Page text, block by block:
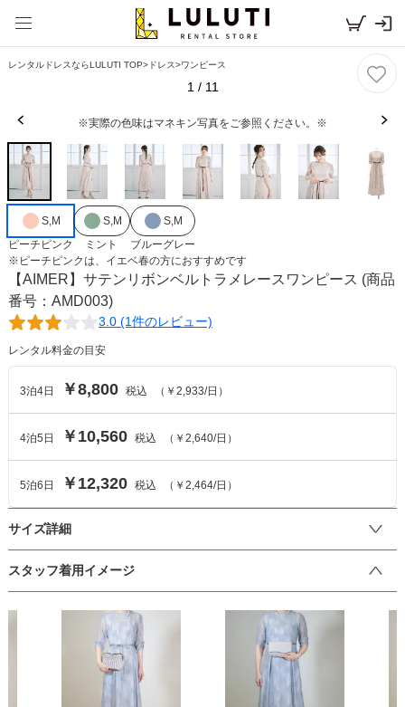
レンタルドレスならLULUTI TOP>ドレス>ワンピース
1 / 11
※実際の色味はマネキン写真をご参照ください。※
S,M
ピーチピンク
S,M
ミント
S,M
ブルーグレー
※ ピーチピンクは、 イエベ春の方におすすめです
【AIMER】サテンリボンベルトラメレースワンピース (商品
番号：AMD003)
3.0 (1件のレビュー)
レンタル料金の目安
3泊4日 ￥8,800 税込 （ ￥2,933/日）
4泊5 日 ￥10,560 税込 （ ￥2,640/日）
5泊6 日 ￥12,320 税込 （ ￥2,464/日）
サイズ詳細
ワンピースのサイズ
スタッフ着用イメージ